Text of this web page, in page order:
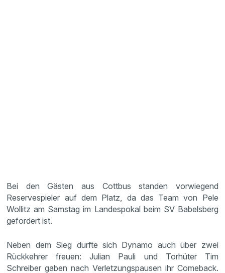
Bei den Gästen aus Cottbus standen vorwiegend
Reservespieler auf dem Platz, da das Team von Pele
Wollitz am Samstag im Landespokal beim SV Babelsberg
gefordert ist.
Neben dem Sieg durfte sich Dynamo auch über zwei
Rückkehrer freuen: Julian Pauli und Torhüter Tim
Schreiber gaben nach Verletzungspausen ihr Comeback.